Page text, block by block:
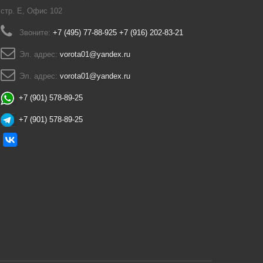
стр. Е, Офис 102
Звоните: +7 (495) 77-88-925 +7 (916) 202-83-21
Эл. адрес: vorota01@yandex.ru
Эл. адрес: vorota01@yandex.ru
+7 (901) 578-89-25
+7 (901) 578-89-25